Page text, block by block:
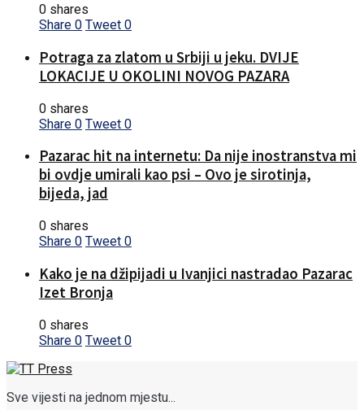
0 shares
Share 0 Tweet 0
Potraga za zlatom u Srbiji u jeku. DVIJE
LOKACIJE U OKOLINI NOVOG PAZARA
0 shares
Share 0 Tweet 0
Pazarac hit na internetu: Da nije inostranstva mi
bi ovdje umirali kao psi – Ovo je sirotinja,
bijeda, jad
0 shares
Share 0 Tweet 0
Kako je na džipijadi u Ivanjici nastradao Pazarac
Izet Bronja
0 shares
Share 0 Tweet 0
Sve vijesti na jednom mjestu...